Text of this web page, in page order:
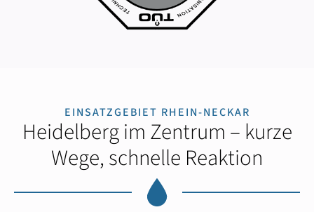
EINSATZGEBIET RHEIN-NECKAR
Heidelberg im Zentrum – kurze
Wege, schnelle Reaktion